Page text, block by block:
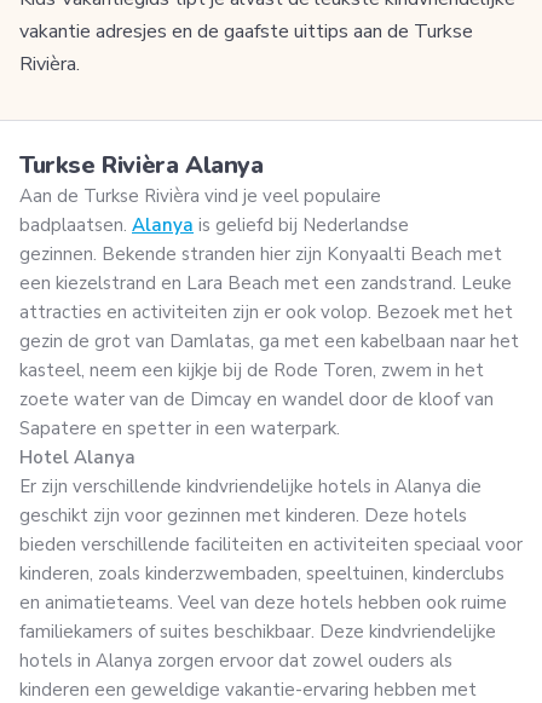
vakantie adresjes en de gaafste uittips aan de Turkse
Rivièra.
Turkse Rivièra Alanya
Aan de Turkse Rivièra vind je veel populaire
badplaatsen. Alanya is geliefd bij Nederlandse
gezinnen. Bekende stranden hier zijn Konyaalti Beach met
een kiezelstrand en Lara Beach met een zandstrand. Leuke
attracties en activiteiten zijn er ook volop. Bezoek met het
gezin de grot van Damlatas, ga met een kabelbaan naar het
kasteel, neem een kijkje bij de Rode Toren, zwem in het
zoete water van de Dimcay en wandel door de kloof van
Sapatere en spetter in een waterpark.
Hotel Alanya
Er zijn verschillende kindvriendelijke hotels in Alanya die
geschikt zijn voor gezinnen met kinderen. Deze hotels
bieden verschillende faciliteiten en activiteiten speciaal voor
kinderen, zoals kinderzwembaden, speeltuinen, kinderclubs
en animatieteams. Veel van deze hotels hebben ook ruime
familiekamers of suites beschikbaar. Deze kindvriendelijke
hotels in Alanya zorgen ervoor dat zowel ouders als
kinderen een geweldige vakantie-ervaring hebben met